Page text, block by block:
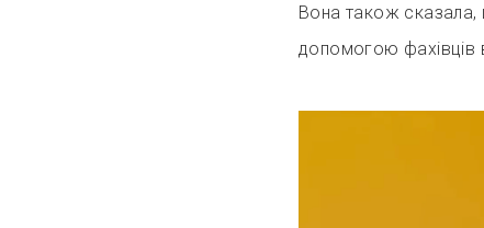
Вона також сказала,
допомогою фахівців